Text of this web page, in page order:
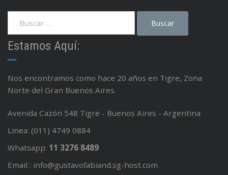
Estamos Aquí:
Nos encontramos como hace 20 años en Tigre, Zona
Norte del Gran Buenos Aires.
Avenida Cazón 548 Tigre - Buenos Aires - Argentina
Linea: (011) 4749 0884
Whatsapp: 11 3276 8489
Email : info@gustavofabiand.sg-host.com